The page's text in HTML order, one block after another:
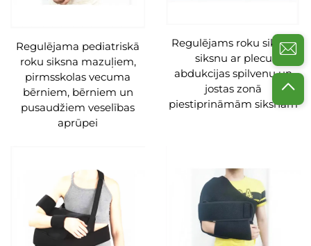
Regulējama pediatriskā
roku siksna mazuļiem,
pirmsskolas vecuma
bērniem, bērniem un
pusaudžiem veselības
aprūpei
Regulējams roku siksnu
siksnu ar plecu
abdukcijas spilvenu un
jostas zonā
piestiprināmām siksnām